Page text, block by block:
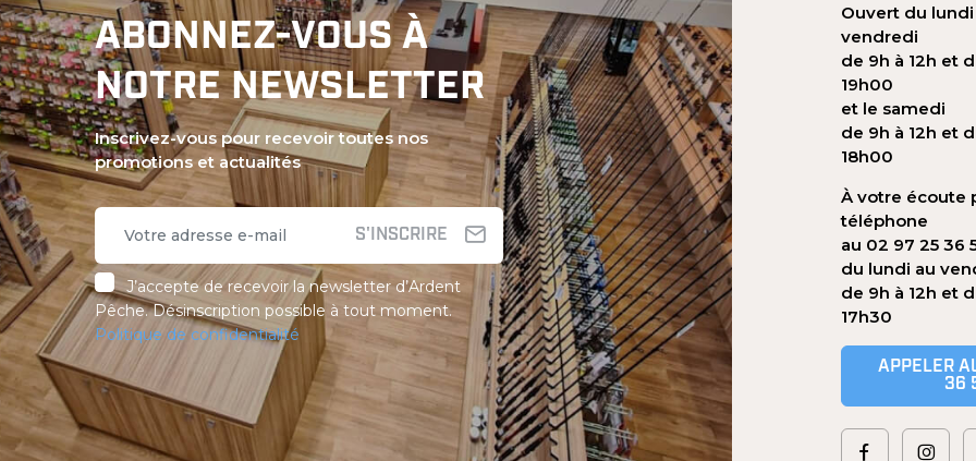
ABONNEZ-VOUS À
NOTRE NEWSLETTER
Inscrivez-vous pour recevoir toutes nos
promotions et actualités
S'INSCRIRE
J’accepte de recevoir la newsletter d’Ardent
Pêche. Désinscription possible à tout moment.
Politique de confidentialité
Ouvert du lundi
vendredi
de 9h à 12h et
19h00
et le samedi
de 9h à 12h et
18h00
À votre écoute
téléphone
au 02 97 25 36
du lundi au
de 9h à 12h et
17h30
APPELER
36